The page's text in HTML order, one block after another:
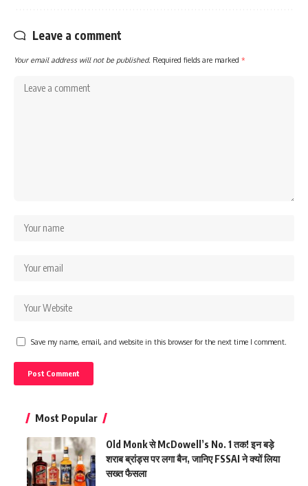
Leave a comment
Your email address will not be published. Required fields are marked *
Save my name, email, and website in this browser for the next time I comment.
Most Popular
Old Monk से McDowell’s No. 1 तक! इन बड़े
शराब ब्रांड्स पर लगा बैन, जानिए FSSAI ने क्यों लिया
सख्त फैसला